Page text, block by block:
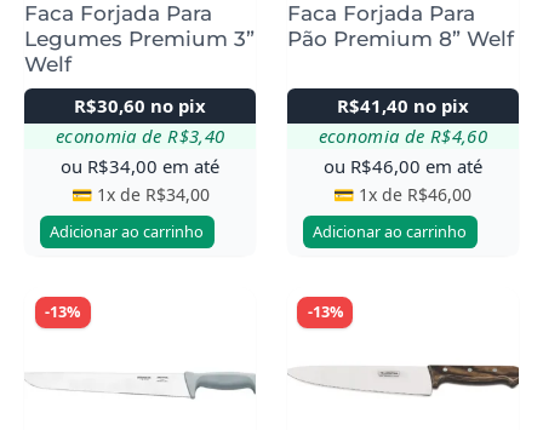
Faca Forjada Para
Legumes Premium 3”
Welf
R$30,60 no pix
economia deR$3,40
ou R$34,00 em até
💳 1x de R$34,00
Adicionar ao carrinho
Faca Forjada Para
Pão Premium 8” Welf
R$41,40 no pix
economia de R$4,60
ou R$46,00 em até
💳 1x de R$46,00
Adicionar ao carrinho
-13% -13%